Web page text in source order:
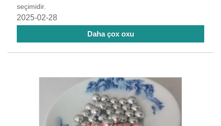
seçimidir.
2025-02-28
Daha çox oxu